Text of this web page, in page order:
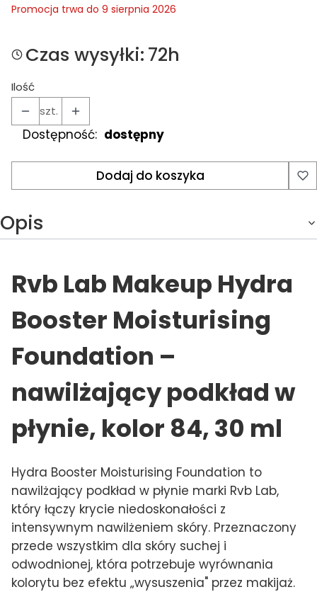
Promocja trwa do 9 sierpnia 2026
Czas wysyłki:72h
Ilość
szt.
Dostępność: dostępny
Dodaj do koszyka
Opis
Rvb Lab Makeup Hydra
Booster Moisturising
Foundation –
nawilżający podkład w
płynie, kolor 84, 30 ml
Hydra Booster Moisturising Foundation to
nawilżający podkład w płynie marki Rvb Lab,
który łączy krycie niedoskonałości z
intensywnym nawilżeniem skóry. Przeznaczony
przede wszystkim dla skóry suchej i
odwodnionej, która potrzebuje wyrównania
kolorytu bez efektu „wysuszenia" przez makijaż.